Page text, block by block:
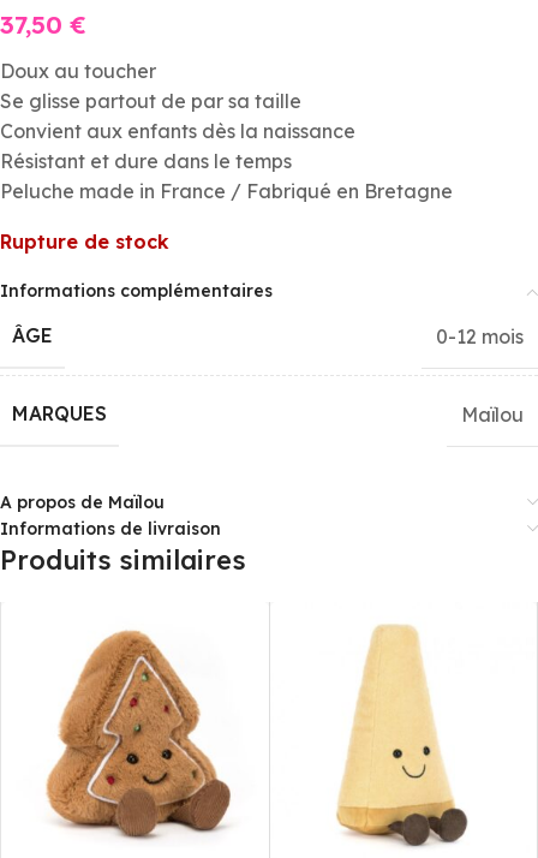
37,50 €
Doux au toucher
Se glisse partout de par sa taille
Convient aux enfants dès la naissance
Résistant et dure dans le temps
Peluche made in France / Fabriqué en Bretagne
Rupture de stock
Informations complémentaires
ÂGE 0-12 mois
MARQUES Maïlou
A propos de Maïlou
Informations de livraison
Produits similaires